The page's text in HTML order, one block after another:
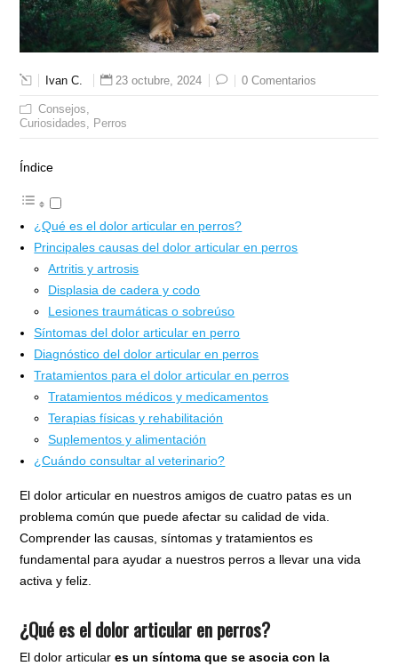
Ivan C. 23 octubre, 2024 0 Comentarios
Consejos
Curiosidades
Perros
Índice
¿Qué es el dolor articular en perros?
Principales causas del dolor articular en perros
Artritis y artrosis
Displasia de cadera y codo
Lesiones traumáticas o sobreúso
Síntomas del dolor articular en perro
Diagnóstico del dolor articular en perros
Tratamientos para el dolor articular en perros
Tratamientos médicos y medicamentos
Terapias físicas y rehabilitación
Suplementos y alimentación
¿Cuándo consultar al veterinario?
El dolor articular en nuestros amigos de cuatro patas es un
problema común que puede afectar su calidad de vida.
Comprender las causas, síntomas y tratamientos es
fundamental para ayudar a nuestros perros a llevar una vida
activa y feliz.
¿Qué es el dolor articular en perros?
El dolor articular es un síntoma que se asocia con la